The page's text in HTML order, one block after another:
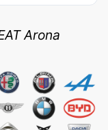
Arona